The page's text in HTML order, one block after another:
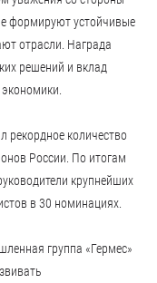
формируют устойчивые
отрасли. Награда
решений и вклад
рекордное количество
России. По итогам
крупнейших
в 30 номинациях.
группа «Гермес»